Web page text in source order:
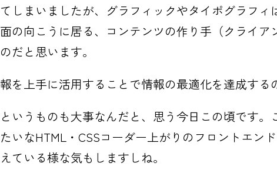
しまいましたが、グラフィックやタイポグラフ
の向こうに居る、コンテンツの作り手（クライ
だと思います。
を上手に活用することで情報の最適化を達成する
いうものも大事なんだと、思う今日この頃です
いなHTML・CSSコーダー上がりのフロントエ
ている様な気もしますしね。